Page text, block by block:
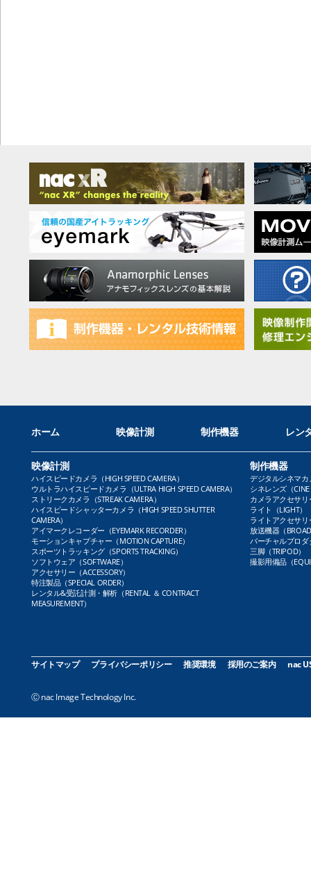
ホーム 映像計測 制作機器 レン
映像計測
ハイスピードカメラ（HIGH SPEED CAMERA）
ウルトラハイスピードカメラ（ULTRA HIGH SPEED CAMERA）
ストリークカメラ（STREAK CAMERA）
ハイスピードシャッターカメラ（HIGH SPEED SHUTTER
CAMERA）
アイマークレコーダー（EYEMARK RECORDER）
モーションキャプチャー（MOTION CAPTURE）
スポーツトラッキング（SPORTS TRACKING）
ソフトウェア（SOFTWARE）
アクセサリー（ACCESSORY）
特注製品（SPECIAL ORDER）
レンタル&受託計測・解析（RENTAL ＆ CONTRACT
MEASUREMENT）
制作機器
デジタルシネマカ
シネレンズ（CINE
カメラアクセサリ
ライト（LIGHT）
ライトアクセサリ
放送機器（
バーチャルプロダ
三脚（TRIPOD）
撮影用備品（
サイトマップ プライバシーポリシー 推奨環境 採用のご案内 nac
Ⓒ nac Image Technology Inc.